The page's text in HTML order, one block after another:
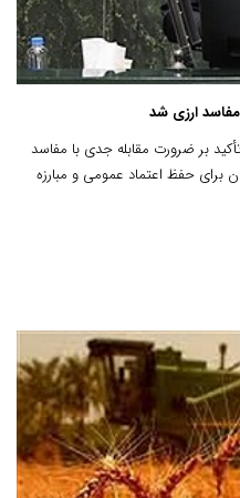
ارزی شد
بر ضرورت مقابله جدی با مفاسد
برای حفظ اعتماد عمومی و مبارزه